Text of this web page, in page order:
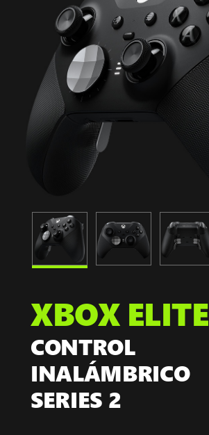
XBOX ELITE
CONTROL
INALÁMBRICO
SERIES 2